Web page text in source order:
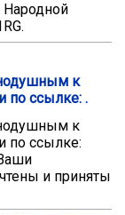
Народной
к
по ссылке: .
к
по ссылке:
и приняты